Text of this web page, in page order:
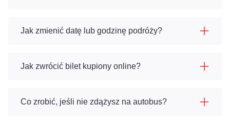
Jak zmienić datę lub godzinę podróży?
Jak zwrócić bilet kupiony online?
Co zrobić, jeśli nie zdążysz na autobus?